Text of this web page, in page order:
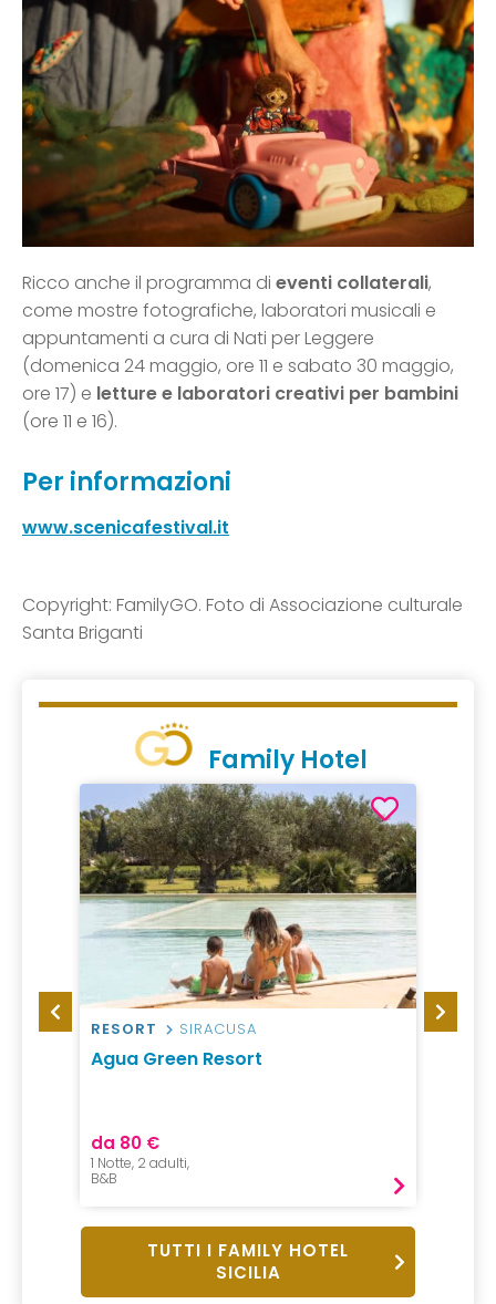
Ricco anche il programma di eventi collaterali,
come mostre fotografiche, laboratori musicali e
appuntamenti a cura di Nati per Leggere
(domenica 24 maggio, ore 11 e sabato 30 maggio,
ore 17) e letture e laboratori creativi per bambini
(ore 11 e 16).
Per informazioni
www.scenicafestival.it
Copyright: FamilyGO. Foto di Associazione culturale
Santa Briganti
Family Hotel
RESORT SIRACUSA
Agua Green Resort
da 80 €
1 Notte, 2 adulti,
B&B
TUTTI I FAMILY HOTEL
SICILIA